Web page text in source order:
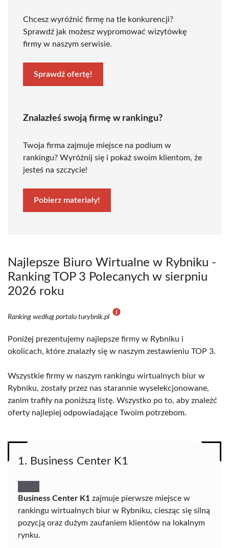
Chcesz wyróżnić firmę na tle konkurencji?
Sprawdź jak możesz wypromować wizytówkę
firmy w naszym serwisie.
Sprawdź ofertę!
Znalazłeś swoją firmę w rankingu?
Twoja firma zajmuje miejsce na podium w
rankingu? Wyróżnij się i pokaż swoim klientom, że
jesteś na szczycie!
Pobierz materiały!
Najlepsze Biuro Wirtualne w Rybniku -
Ranking TOP 3 Polecanych w sierpniu
2026 roku
Ranking według portalu turybnik.pl
Poniżej prezentujemy najlepsze firmy w Rybniku i
okolicach, które znalazły się w naszym zestawieniu TOP 3.
Wszystkie firmy w naszym rankingu wirtualnych biur w
Rybniku, zostały przez nas starannie wyselekcjonowane,
zanim trafiły na poniższą listę. Wszystko po to, aby znaleźć
oferty najlepiej odpowiadające Twoim potrzebom.
1. Business Center K1
Business Center K1 zajmuje pierwsze miejsce w
rankingu wirtualnych biur w Rybniku, ciesząc się silną
pozycją oraz dużym zaufaniem klientów na lokalnym
rynku.